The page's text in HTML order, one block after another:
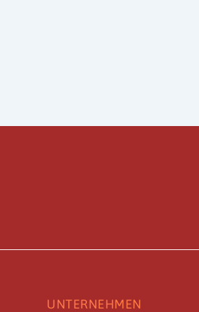
UNTERNEHMEN